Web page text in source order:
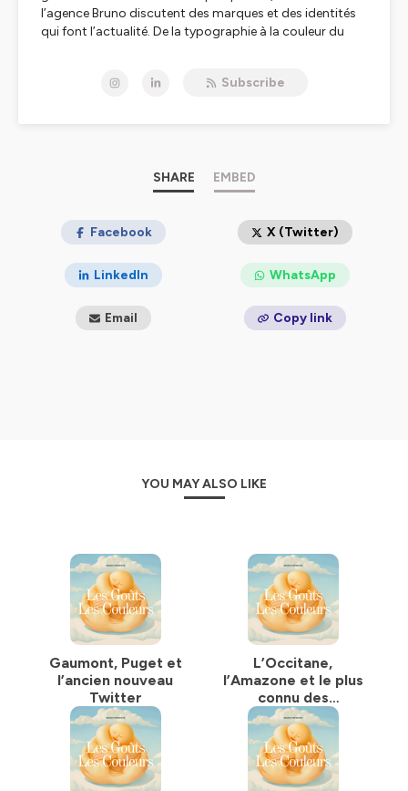
l’agence Bruno discutent des marques et des identités
qui font l’actualité. De la typographie à la couleur du
Subscribe
SHARE EMBED
Facebook X (Twitter)
LinkedIn WhatsApp
Email Copy link
YOU MAY ALSO LIKE
Gaumont, Puget et
l’ancien nouveau
Twitter
L’Occitane,
l’Amazone et le plus
connu des
crocodiles